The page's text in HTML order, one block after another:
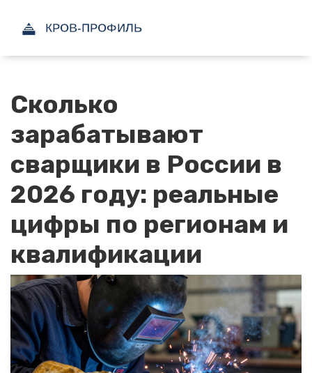
Сколько
зарабатывают
сварщики в России в
2026 году: реальные
цифры по регионам и
квалификации